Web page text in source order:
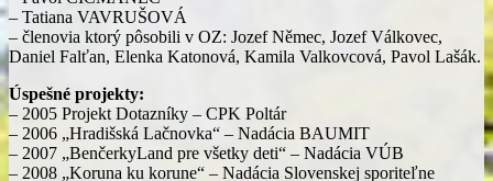
– Tatiana VAVRUŠOVÁ
– členovia ktorý pôsobili v OZ: Jozef Němec, Jozef Válkovec,
Daniel Falťan, Elenka Katonová, Kamila Valkovcová, Pavol Lašák.
Úspešné projekty:
– 2005 Projekt Dotazníky – CPK Poltár
– 2006 „Hradišská Lačnovka“ – Nadácia BAUMIT
– 2007 „BenčerkyLand pre všetky deti“ – Nadácia VÚB
– 2008 „Koruna ku korune“ – Nadácia Slovenskej sporiteľne